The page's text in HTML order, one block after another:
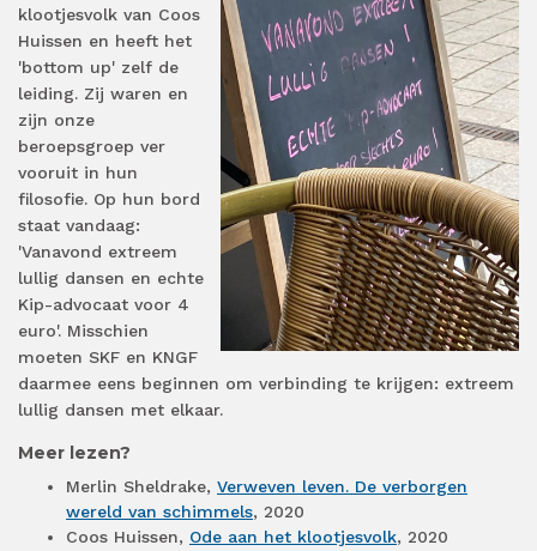
klootjesvolk van Coos
Huissen en heeft het
'bottom up' zelf de
leiding. Zij waren en
zijn onze
beroepsgroep ver
vooruit in hun
filosofie. Op hun bord
staat vandaag:
'Vanavond extreem
lullig dansen en echte
Kip-advocaat voor 4
euro'. Misschien
moeten SKF en KNGF
daarmee eens beginnen om verbinding te krijgen: extreem
lullig dansen met elkaar.
Meer lezen?
Merlin Sheldrake, Verweven leven. De verborgen
wereld van schimmels, 2020
Coos Huissen, Ode aan het klootjesvolk, 2020